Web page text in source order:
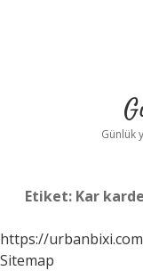
Günlük
Etiket: Kar
https://urbanbixi.com
Sitemap